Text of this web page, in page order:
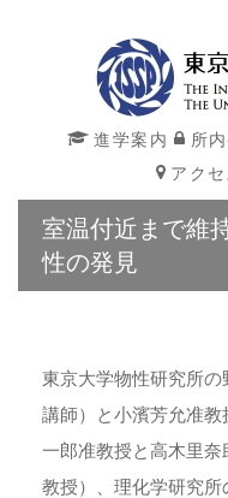
進学案内 所
アクセ
室温付近まで維
性の発見
東京大学物性研究所
講師）と小濱芳允准
一郎准教授と高木里
教授）、理化学研究